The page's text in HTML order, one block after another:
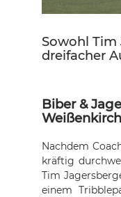
Sowohl Tim
dreifacher
Biber &
Nachdem
kräftig
Tim
einem